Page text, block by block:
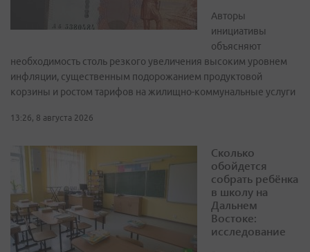
Авторы
инициативы
объясняют
необходимость столь резкого увеличения высоким уровнем
инфляции, существенным подорожанием продуктовой
корзины и ростом тарифов на жилищно-коммунальные услуги
13:26, 8 августа 2026
Сколько
обойдется
собрать ребёнка
в школу на
Дальнем
Востоке:
исследование